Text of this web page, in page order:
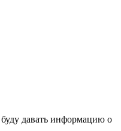
буду давать информацию о